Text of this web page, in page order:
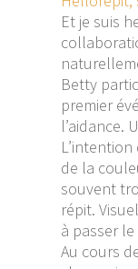
Et je suis
Betty
premier
l’aidance.
de la
souvent
répit.
à passer
Au cours